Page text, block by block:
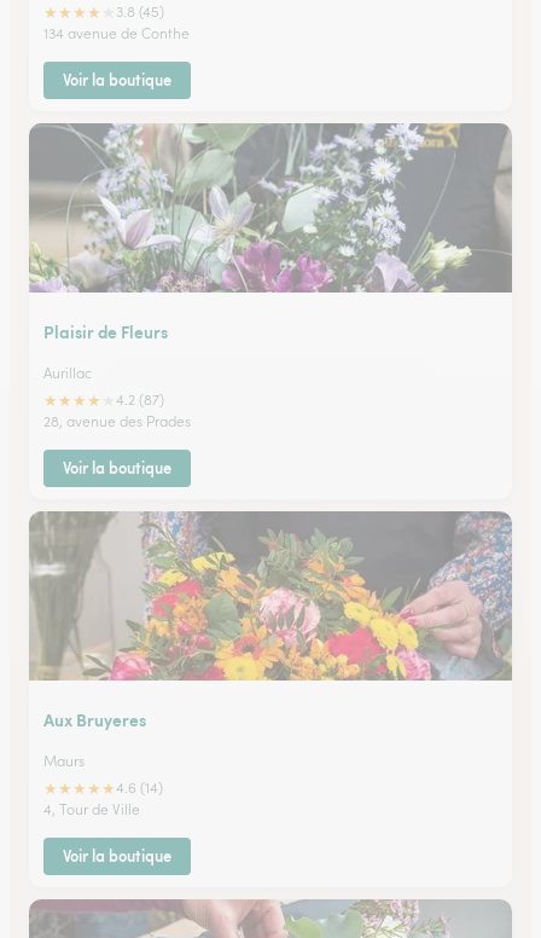
★★★★
3.8 (45)
134 avenue de Conthe
Voir la boutique
Plaisir de Fleurs
Aurillac
★★★★
4.2 (87)
28, avenue des Prades
Voir la boutique
Aux Bruyeres
Maurs
★★★★★4.6 (14)
4, Tour de Ville
Voir la boutique